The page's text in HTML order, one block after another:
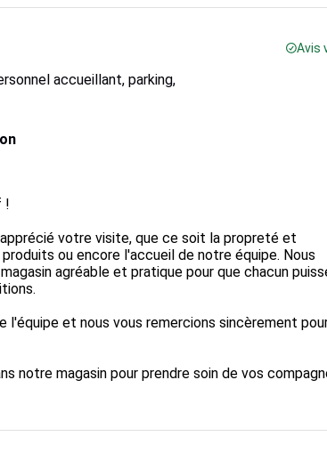
Avis
accueillant, parking,
!
votre visite, que ce soit la propreté et
ou encore l'accueil de notre équipe. Nous
agréable et pratique pour que chacun
et nous vous remercions sincèrement
notre magasin pour prendre soin de vos